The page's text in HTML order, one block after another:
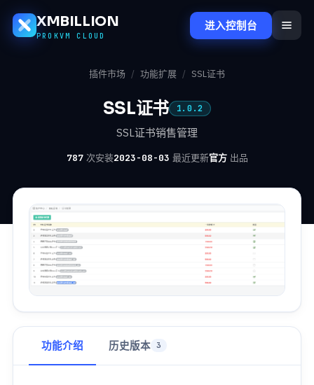
XMBILLION
PROKVM CLOUD
进入控制台
插件市场 / 功能扩展 / SSL证书
SSL证书 1.0.2
SSL证书销售管理
787 次安装2023-08-03 最近更新官方 出品
功能介绍 历史版本 3